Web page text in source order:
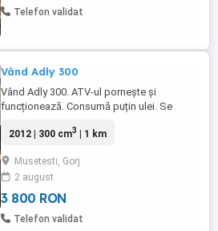
Mușetesti,Gorj. Pretul este de 3500lei
Telefon validat
Vând Adly 300
Vând Adly 300. ATV-ul pornește și
funcționează. Consumă puțin ulei. Se
atât pentru plimbări, cât și pentru teren
multe detalii sau poze, sunați sau trimiteți
mesaj.
2012 | 300 cm3 | 1 km
Musetesti, Gorj
2 august
3 800 RON
Telefon validat